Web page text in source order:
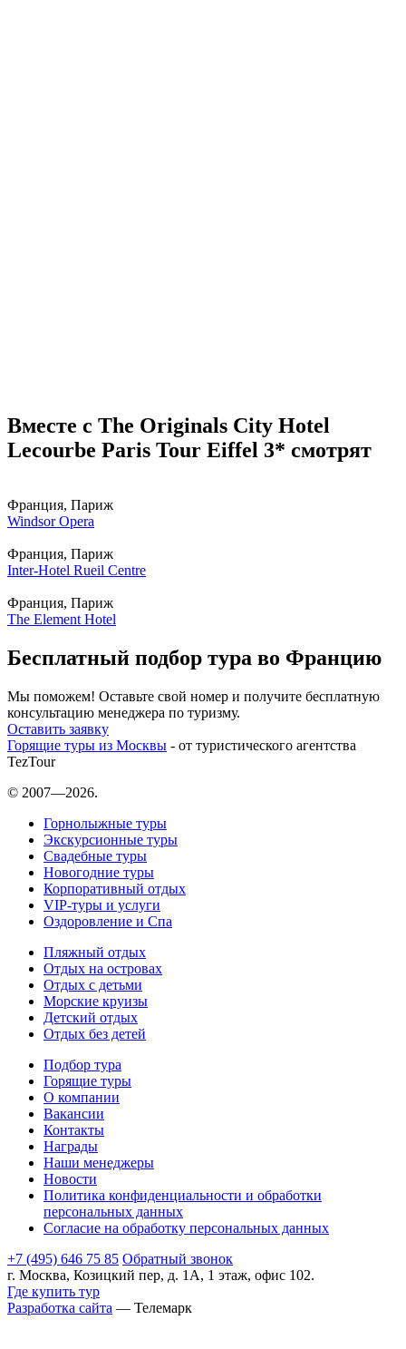
Вместе с The Originals City Hotel
Lecourbe Paris Tour Eiffel 3* смотрят
Франция, Париж
Windsor Opera
Франция, Париж
Inter-Hotel Rueil Centre
Франция, Париж
The Element Hotel
Бесплатный подбор тура во Францию
Мы поможем! Оставьте свой номер и получите бесплатную
консультацию менеджера по туризму.
Оставить заявку
Горящие туры из Москвы - от туристического агентства
TezTour
© 2007—2026.
Горнолыжные туры
Экскурсионные туры
Свадебные туры
Новогодние туры
Корпоративный отдых
VIP-туры и услуги
Оздоровление и Спа
Пляжный отдых
Отдых на островах
Отдых с детьми
Морские круизы
Детский отдых
Отдых без детей
Подбор тура
Горящие туры
О компании
Вакансии
Контакты
Награды
Наши менеджеры
Новости
Политика конфиденциальности и обработки
персональных данных
Согласие на обработку персональных данных
+7 (495) 646 75 85 Обратный звонок
г. Москва, Козицкий пер, д. 1А, 1 этаж, офис 102.
Где купить тур
Разработка сайта — Телемарк